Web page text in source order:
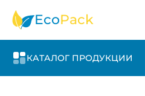
EcoPack
КАТАЛОГ ПРОДУКЦИИ
ближайшее время
к стоимости